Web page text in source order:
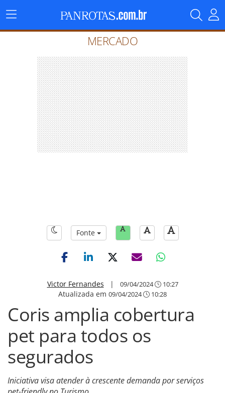
Menu
Principal
MERCADO
Fonte
Victor Fernandes | 09/04/2024 10:27
Atualizada em 09/04/2024 10:28
Coris amplia cobertura
pet para todos os
segurados
Iniciativa visa atender à crescente demanda por serviços